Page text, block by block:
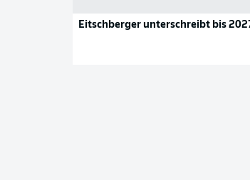
Eitschberger unterschreibt bis